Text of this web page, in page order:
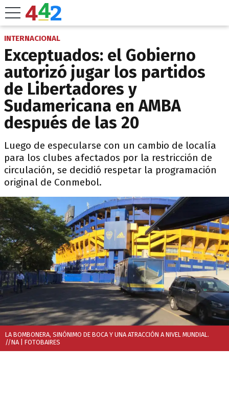
INTERNACIONAL
Exceptuados: el Gobierno
autorizó jugar los partidos
de Libertadores y
Sudamericana en AMBA
después de las 20
Luego de especularse con un cambio de localía
para los clubes afectados por la restricción de
circulación, se decidió respetar la programación
original de Conmebol.
LA BOMBONERA, SINÓNIMO DE BOCA Y UNA ATRACCIÓN A NIVEL MUNDIAL.
//NA | FOTOBAIRES